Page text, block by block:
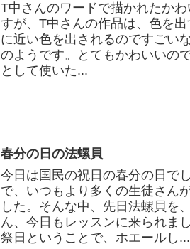
T中さんのワードで描かれたか
すが、T中さんの作品は、色を
に近い色を出されるのですごい
のようです。とてもかわいいの
として使いた...
春分の日の法螺貝
今日は国民の祝日の春分の日で
で、いつもより多くの生徒さん
した。そんな中、先日法螺貝を
ん、今日もレッスンに来られま
祭日ということで、ホエールし...